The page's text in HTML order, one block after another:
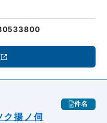
件名
ク揚ノ伺